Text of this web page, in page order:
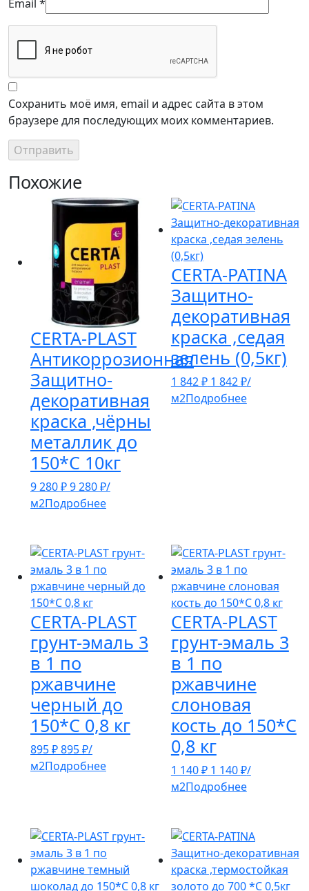
Email *
Сохранить моё имя, email и адрес сайта в этом
браузере для последующих моих комментариев.
Похожие
CERTA-PLAST
Антикоррозионная
Защитно-
декоративная
краска ,чёрны
металлик до
150*С 10кг
9 280₽9 280₽/
м2Подробнее
CERTA-PATINA
Защитно-
декоративная
краска ,седая
зелень (0,5кг)
1 842₽ 1 842₽/
м2Подробнее
CERTA-PLAST
грунт-эмаль 3
в 1 по
ржавчине
черный до
150*С 0,8 кг
895₽895₽/
м2Подробнее
CERTA-PLAST
грунт-эмаль 3
в 1 по
ржавчине
слоновая
кость до 150*С
0,8 кг
1 140₽ 1 140₽/
м2Подробнее